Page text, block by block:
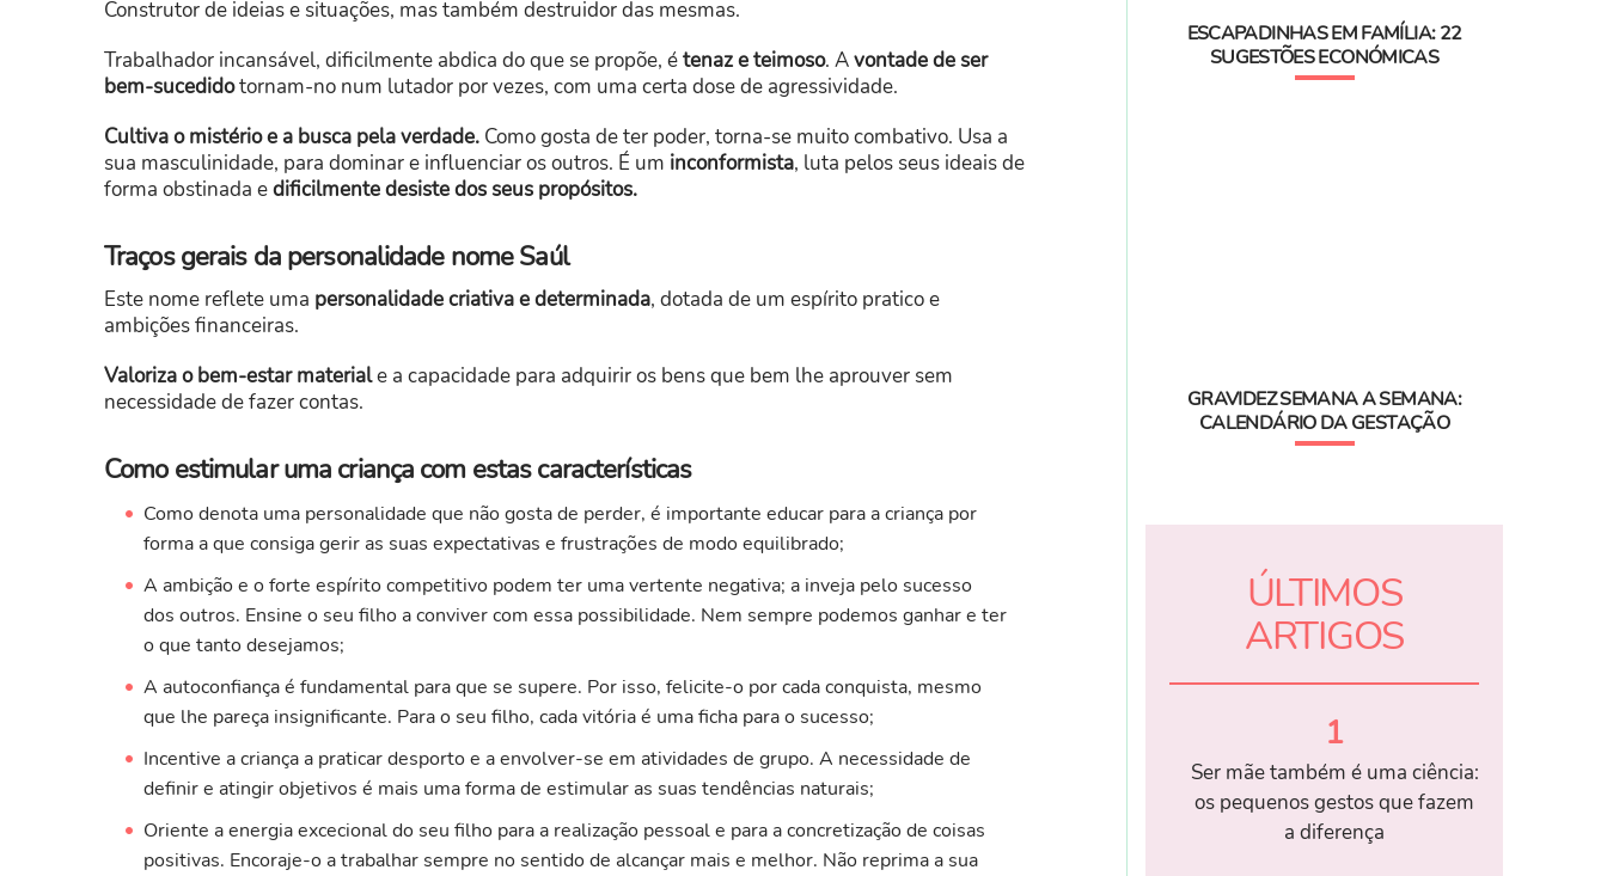
Construtor de ideias e situações, mas também destruidor das mesmas.
Trabalhador incansável, dificilmente abdica do que se propõe, étenaz e teimoso. Avontade de ser
bem-sucedidotornam-no num lutador por vezes, com uma certa dose de agressividade.
Cultiva o mistério e a busca pela verdade. Como gosta de ter poder, torna-se muito combativo. Usa a
sua masculinidade, para dominar e influenciar os outros. É um inconformista, luta pelos seus ideais de
forma obstinada edificilmente desiste dos seus propósitos.
Traços gerais da personalidade nome Saúl
Este nome reflete uma personalidade criativa e determinada, dotada de um espírito pratico e
ambições financeiras.
Valoriza o bem-estar materiale a capacidade para adquirir os bens que bem lhe aprouver sem
necessidade de fazer contas.
Como estimular uma criança com estas características
Como denota uma personalidade que não gosta de perder, é importante educar para a criança por
forma a que consiga gerir as suas expectativas e frustrações de modo equilibrado;
A ambição e o forte espírito competitivo podem ter uma vertente negativa; a inveja pelo sucesso
dos outros. Ensine o seu filho a conviver com essa possibilidade. Nem sempre podemos ganhar e ter
o que tanto desejamos;
A autoconfiança é fundamental para que se supere. Por isso, felicite-o por cada conquista, mesmo
que lhe pareça insignificante. Para o seu filho, cada vitória é uma ficha para o sucesso;
Incentive a criança a praticar desporto e a envolver-se em atividades de grupo. A necessidade de
definir e atingir objetivos é mais uma forma de estimular as suas tendências naturais;
Oriente a energia excecional do seu filho para a realização pessoal e para a concretização de coisas
positivas. Encoraje-o a trabalhar sempre no sentido de alcançar mais e melhor. Não reprima a sua
ESCAPADINHAS EM FAMÍLIA: 22
SUGESTÕES ECONÓMICAS
GRAVIDEZ SEMANA A SEMANA:
CALENDÁRIO DA GESTAÇÃO
ÚLTIMOS
ARTIGOS
1
Ser mãe também é uma ciência:
os pequenos gestos que fazem
a diferença